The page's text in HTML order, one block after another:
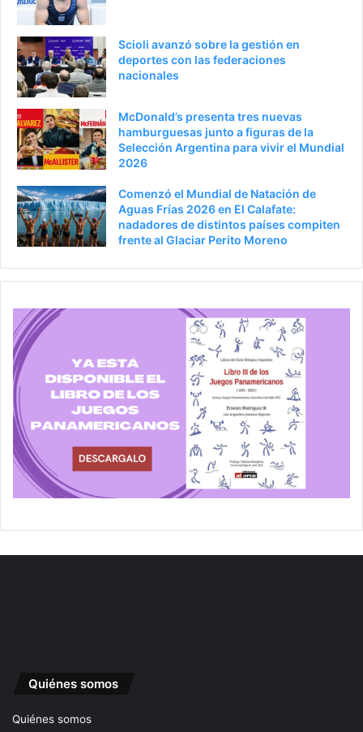
o
r
i
Scioli avanzó sobre la gestión en
deportes con las federaciones
nacionales
McDonald’s presenta tres nuevas
hamburguesas junto a figuras de la
Selección Argentina para vivir el Mundial
2026
Comenzó el Mundial de Natación de
Aguas Frías 2026 en El Calafate:
nadadores de distintos países compiten
frente al Glaciar Perito Moreno
Quiénes somos
Quiénes somos